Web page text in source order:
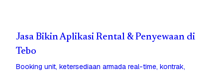
Jasa Bikin Aplikasi Rental & Penyewaan di
Tebo
Booking unit, ketersediaan armada real-time, kontrak,